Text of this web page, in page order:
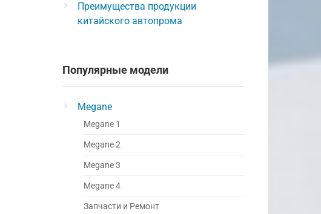
Преимущества продукции
китайского автопрома
Популярные модели
Megane
Megane 1
Megane 2
Megane 3
Megane 4
Запчасти и Ремонт